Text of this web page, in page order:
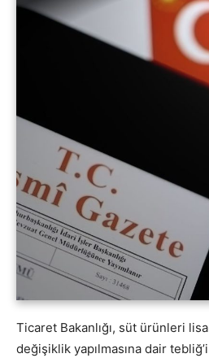
Ticaret Bakanlığı, süt ürünleri
değişiklik yapılmasına dair